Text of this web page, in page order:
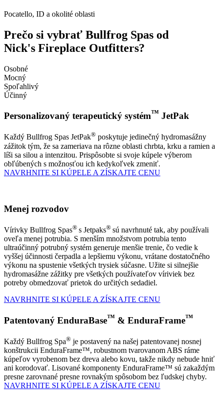
Pocatello, ID a okolité oblasti
Prečo si vybrať Bullfrog Spas od
Nick's Fireplace Outfitters?
Osobné
Mocný
Spoľahlivý
Účinný
Personalizovaný terapeutický systém™ JetPak
Každý Bullfrog Spas JetPak® poskytuje jedinečný hydromasážny
zážitok tým, že sa zameriava na rôzne oblasti chrbta, krku a ramien a
líši sa silou a intenzitou. Prispôsobte si svoje kúpele výberom
obľúbených s možnosťou ich kedykoľvek zmeniť.
NAVRHNITE SI KÚPELE A ZÍSKAJTE CENU
Menej rozvodov
Vírivky Bullfrog Spas® s Jetpaks® sú navrhnuté tak, aby používali
oveľa menej potrubia. S menším množstvom potrubia tento
ultraúčinný potrubný systém generuje menšie trenie, čo vedie k
vyššej účinnosti čerpadla a lepšiemu výkonu, vrátane dostatočného
výkonu na spustenie všetkých trysiek súčasne. Užite si silnejšie
hydromasážne zážitky pre všetkých používateľov víriviek bez
potreby obmedzovať prietok do určitých sedadiel.
NAVRHNITE SI KÚPELE A ZÍSKAJTE CENU
Patentovaný EnduraBase™ & EnduraFrame™
Každý Bullfrog Spa® je postavený na našej patentovanej nosnej
konštrukcii EnduraFrame™, robustnom tvarovanom ABS ráme
kúpeľov vyrobenom bez dreva alebo kovu, takže nikdy nebude hniť
ani korodovať. Lisované komponenty EnduraFrame™ sú zakaždým
presne zarovnané presne rovnakým spôsobom bez ľudskej chyby.
NAVRHNITE SI KÚPELE A ZÍSKAJTE CENU